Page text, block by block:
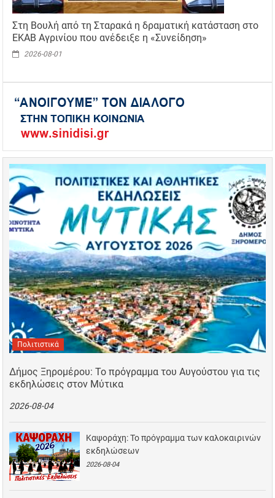
Στη Βουλή από τη Σταρακά η δραματική κατάσταση στο
ΕΚΑΒ Αγρινίου που ανέδειξε η «Συνείδηση»
2026-08-01
Πολιτιστικά
Δήμος Ξηρομέρου: Το πρόγραμμα του Αυγούστου για τις
εκδηλώσεις στον Μύτικα
2026-08-04
Καψοράχη: Το πρόγραμμα των καλοκαιρινών
εκδηλώσεων
2026-08-04